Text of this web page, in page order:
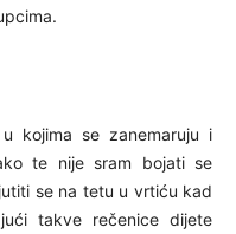
kojima se zanemaruju i
te nije sram bojati se
se na tetu u vrtiću kad
takve rečenice dijete